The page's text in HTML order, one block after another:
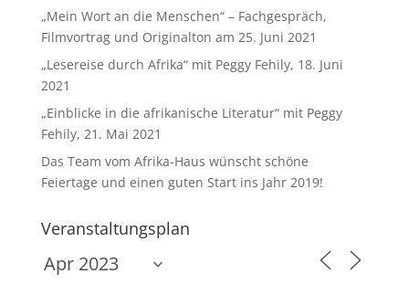
„Mein Wort an die Menschen“ – Fachgespräch,
Filmvortrag und Originalton am 25. Juni 2021
„Lesereise durch Afrika“ mit Peggy Fehily, 18. Juni
2021
„Einblicke in die afrikanische Literatur“ mit Peggy
Fehily, 21. Mai 2021
Das Team vom Afrika-Haus wünscht schöne
Feiertage und einen guten Start ins Jahr 2019!
Veranstaltungsplan